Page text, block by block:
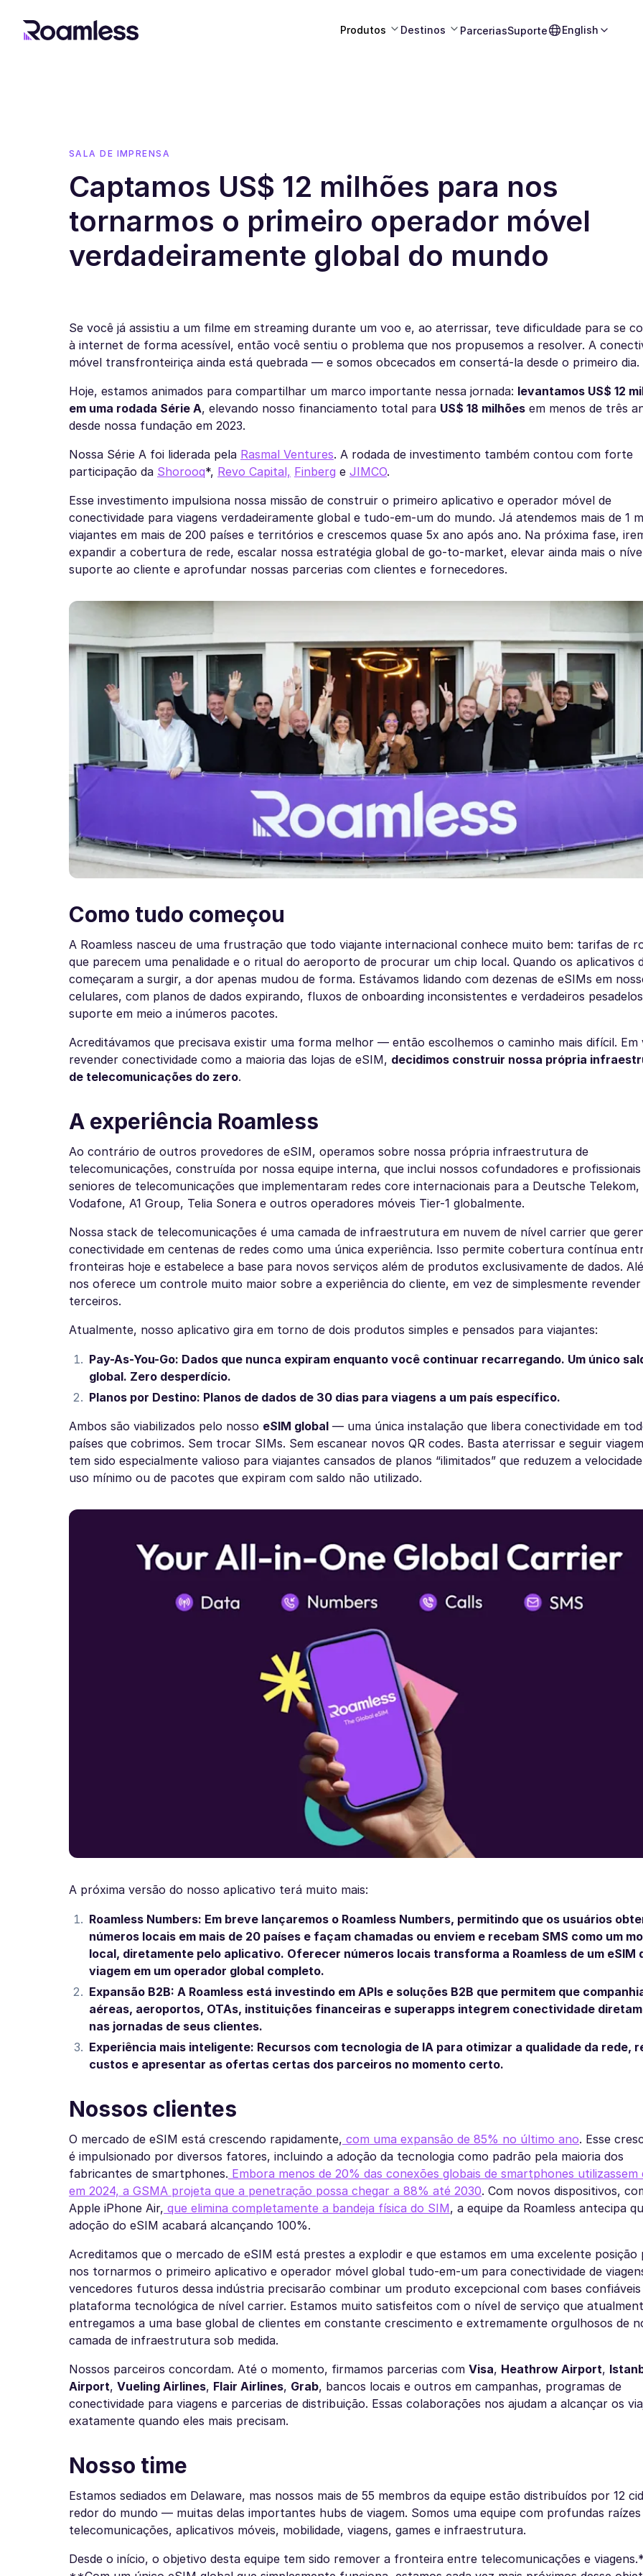
Produtos Destinos ParceriasSuporte English
SALA DE IMPRENSA
Captamos US$ 12 milhões para nos
tornarmos o primeiro operador móvel
verdadeiramente global do mundo
Se você já assistiu a um filme em streaming durante um voo e, ao aterrissar, teve dificuldade para se
à internet de forma acessível, então você sentiu o problema que nos propusemos a resolver. A
móvel transfronteiriça ainda está quebrada — e somos obcecados em consertá-la desde o primeiro dia.
Hoje, estamos animados para compartilhar um marco importante nessa jornada: levantamos US$ 12
em uma rodada Série A, elevando nosso financiamento total para US$ 18 milhões em menos de três
desde nossa fundação em 2023.
Nossa Série A foi liderada pela Rasmal Ventures. A rodada de investimento também contou com forte
participação da Shorooq*, Revo Capital, Finberg e JIMCO.
Esse investimento impulsiona nossa missão de construir o primeiro aplicativo e operador móvel de
conectividade para viagens verdadeiramente global e tudo-em-um do mundo. Já atendemos mais de 1
viajantes em mais de 200 países e territórios e crescemos quase 5x ano após ano. Na próxima fase,
expandir a cobertura de rede, escalar nossa estratégia global de go-to-market, elevar ainda mais o
suporte ao cliente e aprofundar nossas parcerias com clientes e fornecedores.
Como tudo começou
A Roamless nasceu de uma frustração que todo viajante internacional conhece muito bem: tarifas de
que parecem uma penalidade e o ritual do aeroporto de procurar um chip local. Quando os aplicativos
começaram a surgir, a dor apenas mudou de forma. Estávamos lidando com dezenas de eSIMs em
celulares, com planos de dados expirando, fluxos de onboarding inconsistentes e verdadeiros
suporte em meio a inúmeros pacotes.
Acreditávamos que precisava existir uma forma melhor — então escolhemos o caminho mais difícil. Em
revender conectividade como a maioria das lojas de eSIM, decidimos construir nossa própria
de telecomunicações do zero.
A experiência Roamless
Ao contrário de outros provedores de eSIM, operamos sobre nossa própria infraestrutura de
telecomunicações, construída por nossa equipe interna, que inclui nossos cofundadores e profissionais
seniores de telecomunicações que implementaram redes core internacionais para a Deutsche Telekom,
Vodafone, A1 Group, Telia Sonera e outros operadores móveis Tier-1 globalmente.
Nossa stack de telecomunicações é uma camada de infraestrutura em nuvem de nível carrier que
conectividade em centenas de redes como uma única experiência. Isso permite cobertura contínua
fronteiras hoje e estabelece a base para novos serviços além de produtos exclusivamente de dados.
nos oferece um controle muito maior sobre a experiência do cliente, em vez de simplesmente
terceiros.
Atualmente, nosso aplicativo gira em torno de dois produtos simples e pensados para viajantes:
Pay-As-You-Go: Dados que nunca expiram enquanto você continuar recarregando. Um único
global. Zero desperdício.
Planos por Destino: Planos de dados de 30 dias para viagens a um país específico.
Ambos são viabilizados pelo nosso eSIM global — uma única instalação que libera conectividade em
países que cobrimos. Sem trocar SIMs. Sem escanear novos QR codes. Basta aterrissar e seguir
tem sido especialmente valioso para viajantes cansados de planos “ilimitados” que reduzem a
uso mínimo ou de pacotes que expiram com saldo não utilizado.
A próxima versão do nosso aplicativo terá muito mais:
Roamless Numbers: Em breve lançaremos o Roamless Numbers, permitindo que os usuários
números locais em mais de 20 países e façam chamadas ou enviem e recebam SMS como um
local, diretamente pelo aplicativo. Oferecer números locais transforma a Roamless de um eSIM
viagem em um operador global completo.
Expansão B2B: A Roamless está investindo em APIs e soluções B2B que permitem que
aéreas, aeroportos, OTAs, instituições financeiras e superapps integrem conectividade
nas jornadas de seus clientes.
Experiência mais inteligente: Recursos com tecnologia de IA para otimizar a qualidade da rede,
custos e apresentar as ofertas certas dos parceiros no momento certo.
Nossos clientes
O mercado de eSIM está crescendo rapidamente, com uma expansão de 85% no último ano. Esse
é impulsionado por diversos fatores, incluindo a adoção da tecnologia como padrão pela maioria dos
fabricantes de smartphones. Embora menos de 20% das conexões globais de smartphones utilizassem
em 2024, a GSMA projeta que a penetração possa chegar a 88% até 2030. Com novos dispositivos,
Apple iPhone Air, que elimina completamente a bandeja física do SIM, a equipe da Roamless antecipa
adoção do eSIM acabará alcançando 100%.
Acreditamos que o mercado de eSIM está prestes a explodir e que estamos em uma excelente posição
nos tornarmos o primeiro aplicativo e operador móvel global tudo-em-um para conectividade de
vencedores futuros dessa indústria precisarão combinar um produto excepcional com bases confiáveis
plataforma tecnológica de nível carrier. Estamos muito satisfeitos com o nível de serviço que
entregamos a uma base global de clientes em constante crescimento e extremamente orgulhosos de
camada de infraestrutura sob medida.
Nossos parceiros concordam. Até o momento, firmamos parcerias com Visa, Heathrow Airport,
Airport, Vueling Airlines, Flair Airlines, Grab, bancos locais e outros em campanhas, programas de
conectividade para viagens e parcerias de distribuição. Essas colaborações nos ajudam a alcançar os
exatamente quando eles mais precisam.
Nosso time
Estamos sediados em Delaware, mas nossos mais de 55 membros da equipe estão distribuídos por 12
redor do mundo — muitas delas importantes hubs de viagem. Somos uma equipe com profundas raízes
telecomunicações, aplicativos móveis, mobilidade, viagens, games e infraestrutura.
Desde o início, o objetivo desta equipe tem sido remover a fronteira entre telecomunicações e